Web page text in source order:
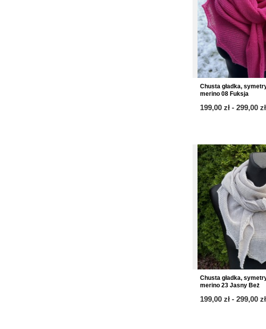
Chusta gładka,
merino 08 Fuksja
ab
199,00 zł - bis
299,00 zł
Chusta gładka,
merino 23 Jasny Beż
ab
199,00 zł - bis
299,00 zł